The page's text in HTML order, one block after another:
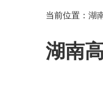
当前位置： 湖
湖南